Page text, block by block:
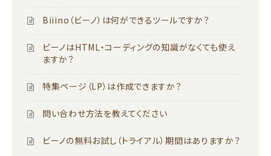
Biiino（ビーノ）は何ができるツールですか？
ビーノはHTML・コーディングの知識がなくても使え
ますか？
特集ページ（LP）は作成できますか？
問い合わせ方法を教えてください
ビーノの無料お試し（トライアル）期間はありますか？